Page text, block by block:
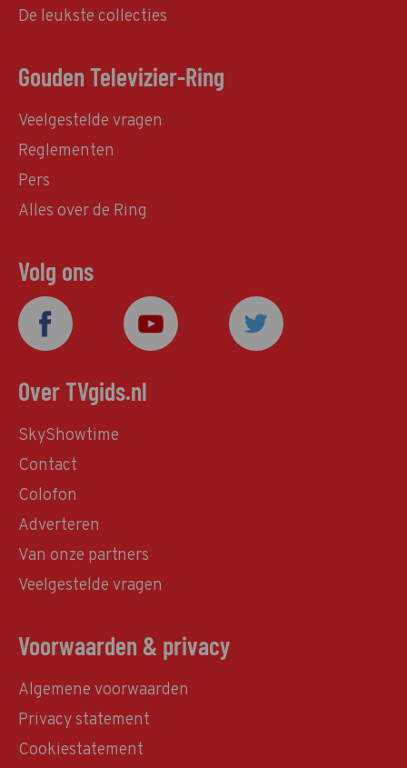
De leukste collecties
Gouden Televizier-Ring
Veelgestelde vragen
Reglementen
Pers
Alles over de Ring
Volg ons
Over TVgids.nl
SkyShowtime
Contact
Colofon
Adverteren
Van onze partners
Veelgestelde vragen
Voorwaarden & privacy
Algemene voorwaarden
Privacy statement
Cookiestatement